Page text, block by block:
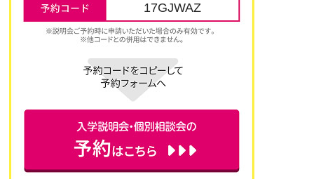
17GJWAZ